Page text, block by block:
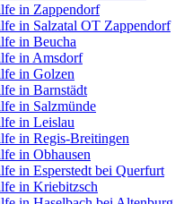
in Zappendorf
in Salzatal OT Zappendorf
in Beucha
in Amsdorf
in Golzen
in Barnstädt
in Salzmünde
in Leislau
in Regis-Breitingen
in Obhausen
in Esperstedt bei Querfurt
in Kriebitzsch